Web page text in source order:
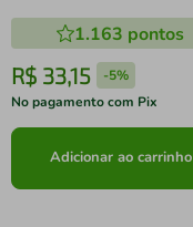
1.163 pontos
R$ 33,15 -5%
No pagamento com Pix
Adicionar ao carrinho